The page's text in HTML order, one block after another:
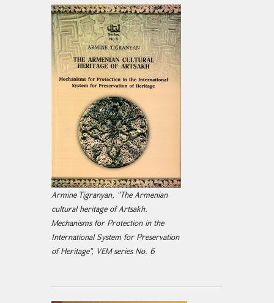
Armine Tigranyan, "The Armenian
cultural heritage of Artsakh.
Mechanisms for Protection in the
International System for Preservation
of Heritage", VEM series No. 6